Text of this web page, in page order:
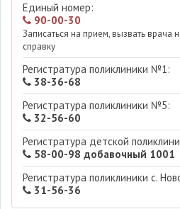
Единый номер:
90-00-30
Записаться на прием, вызвать врача
справку
Регистратура поликлиники №1:
38-36-68
Регистратура поликлиники №5:
32-56-60
Регистратура детской
58-00-98 добавочный 1001
Регистратура поликлиники с.
31-56-36